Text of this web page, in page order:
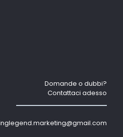
Domande o dubbi?
Contattaci adesso